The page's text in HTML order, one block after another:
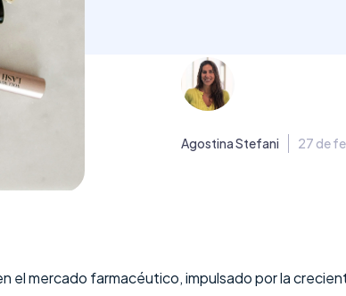
Agostina Stefani 27 de
el mercado farmacéutico, impulsado por la